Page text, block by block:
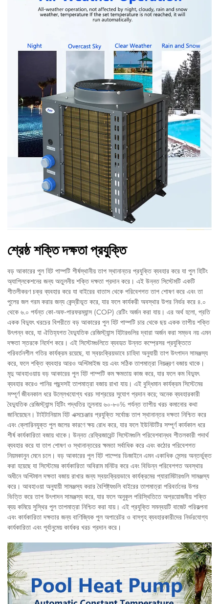
শ্রেষ্ঠ শক্তি দক্ষতা প্রযুক্তি
বড় আকারের পুল হিট পাম্পটি শীর্ষস্থানীয় তাপ স্থানান্তর প্রযুক্তি ব্যবহার করে যা পুল হিটিং
অ্যাপ্লিকেশনের জন্য অতুলনীয় শক্তি দক্ষতা প্রদান করে। এই উন্নত সিস্টেমটি একটি
শীতলীকরণ চক্র ব্যবহার করে যা বাইরের বাতাস থেকে পরিবেশগত তাপ শোষণ করে এবং তা
পুলের জল গরম করার জন্য কেন্দ্রীভূত করে, যার ফলে কার্যকরী অবস্থার উপর নির্ভর করে ৪.০
থেকে ৬.০ পর্যন্ত কো-অফ-পারফরম্যান্স (COP) রেটিং অর্জন করা যায়। এর অর্থ হলো, প্রতি
একক বিদ্যুৎ খরচের বিপরীতে বড় আকারের পুল হিট পাম্পটি চার থেকে ছয় একক তাপীয় শক্তি
উৎপন্ন করে, যা ঐতিহ্যগত বৈদ্যুতিক রেজিস্ট্যান্স হিটারগুলির দ্বারা অর্জন করা সম্ভব নয় এমন
দক্ষতা স্তরকে নির্দেশ করে। এই সিস্টেমগুলিতে ব্যবহৃত উন্নত কম্প্রেসর প্রযুক্তিতে
পরিবর্তনশীল গতির কার্যক্রম রয়েছে, যা স্বয়ংক্রিয়ভাবে চাহিদা অনুযায়ী তাপ উৎপাদন সামঞ্জস্য
করে, ফলে শক্তি ব্যবহার আরও অপ্টিমাইজ হয় এবং সঠিক তাপমাত্রা নিয়ন্ত্রণ বজায় থাকে।
মৃদু আবহাওয়ায় বড় আকারের পুল হিট পাম্পটি কম ক্ষমতায় কাজ করে, যার ফলে কম বিদ্যুৎ
ব্যবহার করেও পানির পছন্দসই তাপমাত্রা বজায় রাখা যায়। এই বুদ্ধিমান কার্যক্রম সিস্টেমের
সম্পূর্ণ জীবনকাল ধরে উল্লেখযোগ্য খরচ সাশ্রয়ের সুযোগ প্রদান করে; অনেক ব্যবহারকারী
বৈদ্যুতিক রেজিস্ট্যান্স হিটিং পদ্ধতির তুলনায় ৬০-৮০% পর্যন্ত তাপীয় খরচ কমানোর কথা
জানিয়েছেন। টাইটানিয়াম হিট এক্সচেঞ্জার প্রযুক্তি সর্বোচ্চ তাপ স্থানান্তর দক্ষতা নিশ্চিত করে
এবং ক্লোরিনযুক্ত পুল জলের কারণে ক্ষয় রোধ করে, যার ফলে ইউনিটটির সম্পূর্ণ কার্যকাল ধরে
শীর্ষ কার্যকারিতা বজায় থাকে। উন্নত রেফ্রিজারেন্ট সিস্টেমগুলি পরিবেশবান্ধব শীতলকারী পদার্থ
ব্যবহার করে যা তাপ শোষণ ও স্থানান্তরের ক্ষমতা সর্বাধিক করে এবং কঠোর পরিবেশগত
নিয়মকানুন মেনে চলে। বড় আকারের পুল হিট পাম্পের ডিজাইনে এমন একাধিক সেন্সর অন্তর্ভুক্ত
করা হয়েছে যা সিস্টেমের কার্যকারিতা অবিরাম মনিটর করে এবং বিভিন্ন পরিবেশগত অবস্থার
অধীনে অপ্টিমাল দক্ষতা বজায় রাখার জন্য স্বয়ংক্রিয়ভাবে কার্যক্রমের প্যারামিটারগুলি সামঞ্জস্য
করে। আবহাওয়া অনুযায়ী সামঞ্জস্য করার বৈশিষ্ট্যগুলি বাইরের তাপমাত্রা পরিবর্তনের উপর
ভিত্তি করে তাপ উৎপাদন সামঞ্জস্য করে, যার ফলে অনুকূল পরিস্থিতিতে অপ্রয়োজনীয় শক্তি
ব্যয় কমিয়ে সুস্থির পুল তাপমাত্রা নিশ্চিত করা যায়। এই প্রযুক্তি সমন্বয়টি বাজেট পরিকল্পনা
এবং কার্যকারিতা দক্ষতার জন্য বাণিজ্যিক পুল অপারেটর ও বাসগৃহ ব্যবহারকারীদের নির্ভরযোগ্য
কার্যকারিতা এবং পূর্বানুমেয় কার্যকর খরচ প্রদান করে।